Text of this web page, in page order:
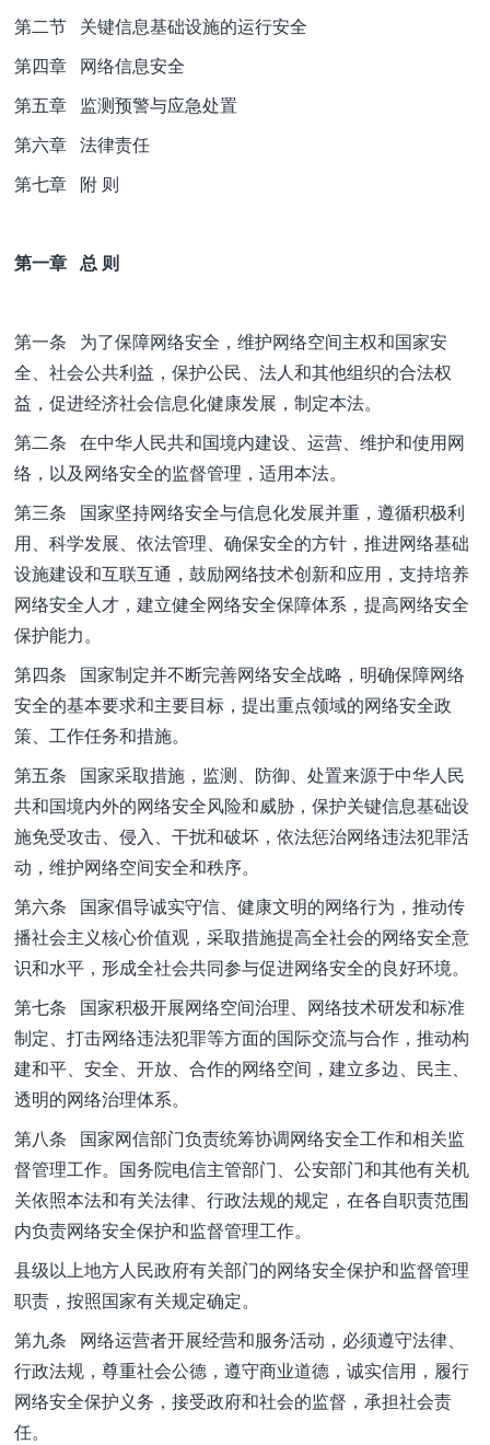
第二节 关键信息基础设施的运行安全
第四章 网络信息安全
第五章 监测预警与应急处置
第六章 法律责任
第七章 附 则
第一章 总 则
第一条 为了保障网络安全，维护网络空间主权和国家安
全、社会公共利益，保护公民、法人和其他组织的合法权
益，促进经济社会信息化健康发展，制定本法。
第二条 在中华人民共和国境内建设、运营、维护和使用网
络，以及网络安全的监督管理，适用本法。
第三条 国家坚持网络安全与信息化发展并重，遵循积极利
用、科学发展、依法管理、确保安全的方针，推进网络基础
设施建设和互联互通，鼓励网络技术创新和应用，支持培养
网络安全人才，建立健全网络安全保障体系，提高网络安全
保护能力。
第四条 国家制定并不断完善网络安全战略，明确保障网络
安全的基本要求和主要目标，提出重点领域的网络安全政
策、工作任务和措施。
第五条 国家采取措施，监测、防御、处置来源于中华人民
共和国境内外的网络安全风险和威胁，保护关键信息基础设
施免受攻击、侵入、干扰和破坏，依法惩治网络违法犯罪活
动，维护网络空间安全和秩序。
第六条 国家倡导诚实守信、健康文明的网络行为，推动传
播社会主义核心价值观，采取措施提高全社会的网络安全意
识和水平，形成全社会共同参与促进网络安全的良好环境。
第七条 国家积极开展网络空间治理、网络技术研发和标准
制定、打击网络违法犯罪等方面的国际交流与合作，推动构
建和平、安全、开放、合作的网络空间，建立多边、民主、
透明的网络治理体系。
第八条 国家网信部门负责统筹协调网络安全工作和相关监
督管理工作。国务院电信主管部门、公安部门和其他有关机
关依照本法和有关法律、行政法规的规定，在各自职责范围
内负责网络安全保护和监督管理工作。
县级以上地方人民政府有关部门的网络安全保护和监督管理
职责，按照国家有关规定确定。
第九条 网络运营者开展经营和服务活动，必须遵守法律、
行政法规，尊重社会公德，遵守商业道德，诚实信用，履行
网络安全保护义务，接受政府和社会的监督，承担社会责
任。